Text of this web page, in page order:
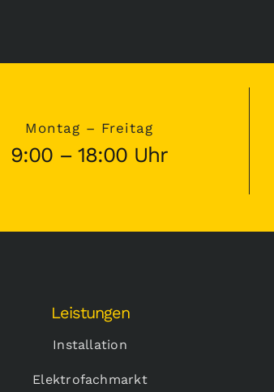
Montag – Freitag
9:00 – 18:00 Uhr
Leistungen
Installation
Elektrofachmarkt